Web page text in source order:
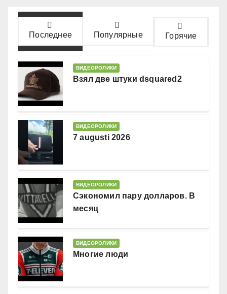
Последнее Популярные Горячие
ВИДЕОРОЛИКИ
Взял две штуки dsquared2
ВИДЕОРОЛИКИ
7 augusti 2026
ВИДЕОРОЛИКИ
Сэкономил пару долларов. В
месяц
ВИДЕОРОЛИКИ
Многие люди